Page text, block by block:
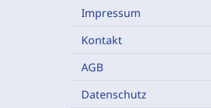
Impressum
Kontakt
AGB
Datenschutz